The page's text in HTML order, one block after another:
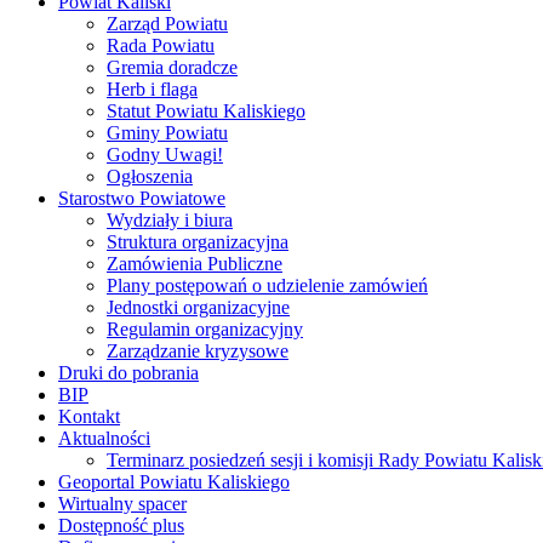
Zarząd Powiatu
Rada Powiatu
Gremia doradcze
Herb i flaga
Statut Powiatu Kaliskiego
Gminy Powiatu
Godny Uwagi!
Ogłoszenia
Starostwo Powiatowe
Wydziały i biura
Struktura organizacyjna
Zamówienia Publiczne
Plany postępowań o udzielenie zamówień
Jednostki organizacyjne
Regulamin organizacyjny
Zarządzanie kryzysowe
Druki do pobrania
BIP
Kontakt
Aktualności
Terminarz posiedzeń sesji i komisji Rady Powiatu
Geoportal Powiatu Kaliskiego
Wirtualny spacer
Dostępność plus